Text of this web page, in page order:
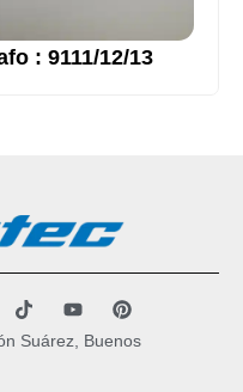
: 9111/12/13
Suárez, Buenos